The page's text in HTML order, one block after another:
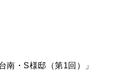
南・S様邸（第1回）」